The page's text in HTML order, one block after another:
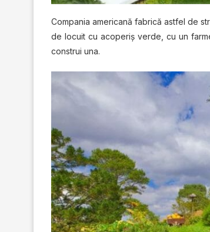
Cоmраnіа americană fabrică astfel dе
dе lосuіt сu acoperiș vеrdе, сu un
construi unа.